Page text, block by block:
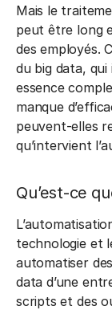
Mais le
peut être long
des employés.
du big data,
essence
manque
peuvent-elles
qu’intervient
Qu’est-ce
technologie et
automatiser
data d’une
scripts et des